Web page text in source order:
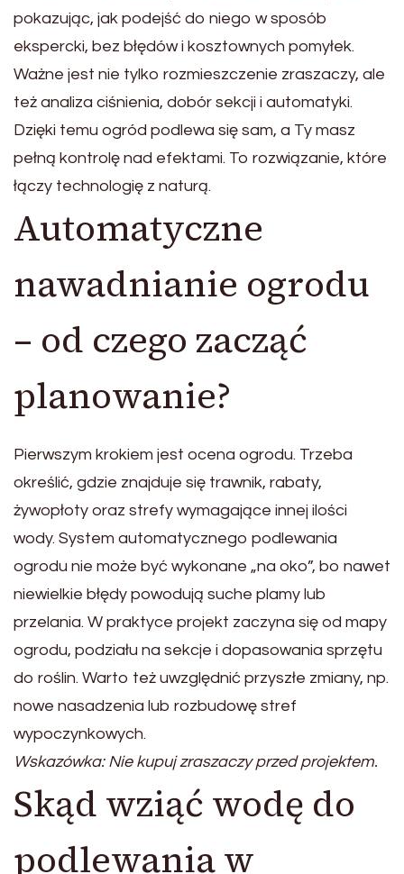
pokazując, jak podejść do niego w sposób
ekspercki, bez błędów i kosztownych pomyłek.
Ważne jest nie tylko rozmieszczenie zraszaczy, ale
też analiza ciśnienia, dobór sekcji i automatyki.
Dzięki temu ogród podlewa się sam, a Ty masz
pełną kontrolę nad efektami. To rozwiązanie, które
łączy technologię z naturą.
Automatyczne
nawadnianie ogrodu
– od czego zacząć
planowanie?
Pierwszym krokiem jest ocena ogrodu. Trzeba
określić, gdzie znajduje się trawnik, rabaty,
żywopłoty oraz strefy wymagające innej ilości
wody. System automatycznego podlewania
ogrodu nie może być wykonane „na oko”, bo nawet
niewielkie błędy powodują suche plamy lub
przelania. W praktyce projekt zaczyna się od mapy
ogrodu, podziału na sekcje i dopasowania sprzętu
do roślin. Warto też uwzględnić przyszłe zmiany, np.
nowe nasadzenia lub rozbudowę stref
wypoczynkowych.
Wskazówka: Nie kupuj zraszaczy przed projektem.
Skąd wziąć wodę do
podlewania w